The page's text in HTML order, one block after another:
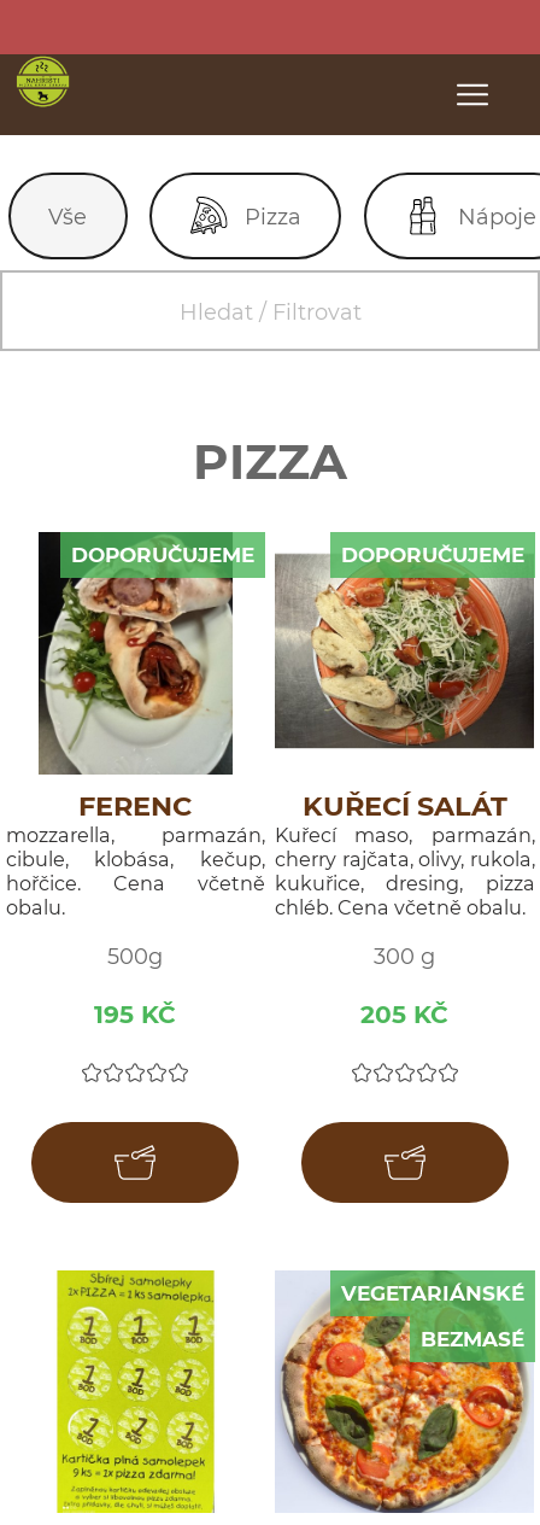
Vše Pizza Nápoje
Hledat / Filtrovat
PIZZA
DOPORUČUJEME
FERENC
mozzarella, parmazán,
cibule, klobása, kečup,
hořčice. Cena včetně
obalu.
500g
195 KČ
DOPORUČUJEME
KUŘECÍ SALÁT
Kuřecí maso, parmazán,
cherry rajčata, olivy, rukola,
kukuřice, dresing, pizza
chléb. Cena včetně obalu.
300 g
205 KČ
VEGETARIÁNSKÉ
BEZMASÉ